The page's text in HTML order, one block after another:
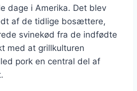
dage i Amerika. Det blev
af de tidlige bosættere,
svinekød fra de indfødte
med at grillkulturen
pork en central del af